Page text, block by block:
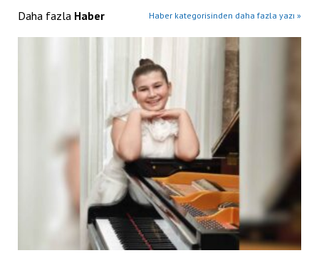
Daha fazla Haber Haber kategorisinden daha fazla yazı »